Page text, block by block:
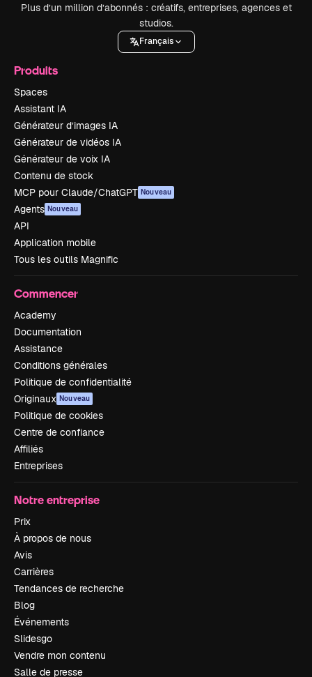
Plus d’un million d’abonnés : créatifs, entreprises, agences et
studios.
Français
Produits
Spaces
Assistant IA
Générateur d’images IA
Générateur de vidéos IA
Générateur de voix IA
Contenu de stock
MCP pour Claude/ChatGPT Nouveau
Agents Nouveau
API
Application mobile
Tous les outils Magnific
Commencer
Academy
Documentation
Assistance
Conditions générales
Politique de confidentialité
Originaux Nouveau
Politique de cookies
Centre de confiance
Affiliés
Entreprises
Notre entreprise
Prix
À propos de nous
Avis
Carrières
Tendances de recherche
Blog
Événements
Slidesgo
Vendre mon contenu
Salle de presse